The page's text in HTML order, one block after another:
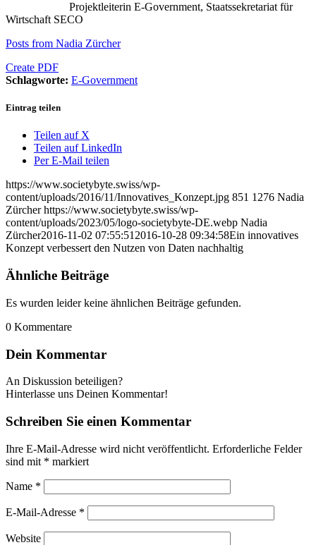
Projektleiterin E-Government, Staatssekretariat für
Wirtschaft SECO
Posts from Nadia Zürcher
Create PDF
Schlagworte: E-Government
Eintrag teilen
Teilen auf X
Teilen auf LinkedIn
Per E-Mail teilen
https://www.societybyte.swiss/wp-
content/uploads/2016/11/Innovatives_Konzept.jpg 851 1276 Nadia
Zürcher https://www.societybyte.swiss/wp-
content/uploads/2023/05/logo-societybyte-DE.webp Nadia
Zürcher2016-11-02 07:55:51 2016-10-28 09:34:58Ein innovatives
Konzept verbessert den Nutzen von Daten nachhaltig
Ähnliche Beiträge
Es wurden leider keine ähnlichen Beiträge gefunden.
0 Kommentare
Dein Kommentar
An Diskussion beteiligen?
Hinterlasse uns Deinen Kommentar!
Schreiben Sie einen Kommentar
Ihre E-Mail-Adresse wird nicht veröffentlicht. Erforderliche Felder
sind mit * markiert
Name *
E-Mail-Adresse *
Website